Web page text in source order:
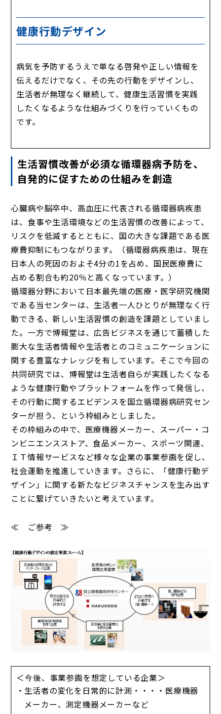
健康行動デザイン
病気を予防するうえで単なる啓発や正しい情報を
伝えるだけでなく、その先の行動をデザインし、
生活者が無理なく継続して、健康生活習慣を実践
したくなるような仕組みづくりを行っていくもの
です。
生活習慣改善が必須な循環器病予防を、
自発的に促すための仕組みを創造
心臓病や脳卒中、高血圧に代表される循環器病疾患
は、食事や生活環境などの生活習慣の改善によって、
リスクを低減するとともに、国の大きな課題である医
療費抑制にもつながります。（循環器病疾患は、現在
日本人の死因のおよそ4分の1を占め、国民医療費に
占める割合も約20％と高くなっています。）
循環器分野において日本最先端の医療・医学研究機関
である当センターは、生活者一人ひとりが無理なく行
動できる、新しい生活習慣の創造を課題としていまし
た。一方で博報堂は、広告ビジネスを通じて蓄積した
膨大な生活者情報や生活者とのコミュニケーションに
関する豊富なナレッジを有しています。そこで今回の
共同研究では、博報堂は生活者自らが実践したくなる
ような健康行動やプラットフォームを作って発信し、
その行動に関するエビデンスを国立循環器病研究セン
ターが担う、という枠組みとしました。
その枠組みの中で、医療機器メーカー、スーパー・コ
ンビニエンスストア、食品メーカー、スポーツ関連、
ＩＴ情報サービスなど様々な企業の事業参画を促し、
社会運動を推進していきます。さらに、「健康行動デ
ザイン」に関する新たなビジネスチャンスを生み出す
ことに繋げていきたいと考えています。
≪ ご参考 ≫
＜今後、事業参画を想定している企業＞
生活者の変化を日常的に計測・・・・医療機器
メーカー、測定機器メーカーなど